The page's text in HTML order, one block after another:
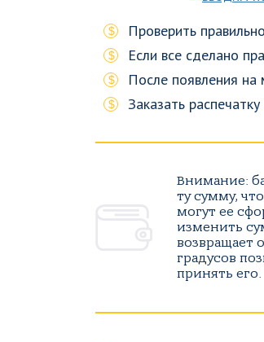
Проверить
Если все сделано
После появления
Заказать распечатку
Внимание:
ту сумму,
могут ее
изменить
возвращает
градусов
принять его.